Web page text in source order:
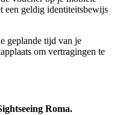
een geldig identiteitsbewijs
geplande tijd van je
om vertragingen te
Roma.